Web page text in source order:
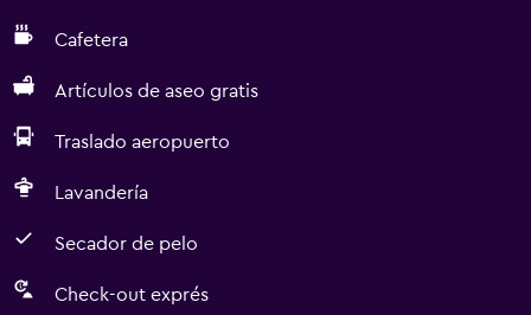
Cafetera
Artículos de aseo gratis
Traslado aeropuerto
Lavandería
Secador de pelo
Check-out exprés